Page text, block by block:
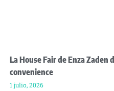
La House Fair de Enza Zaden
convenience
1 julio, 2026